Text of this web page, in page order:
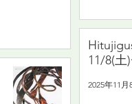
11/8(土
2025年11月